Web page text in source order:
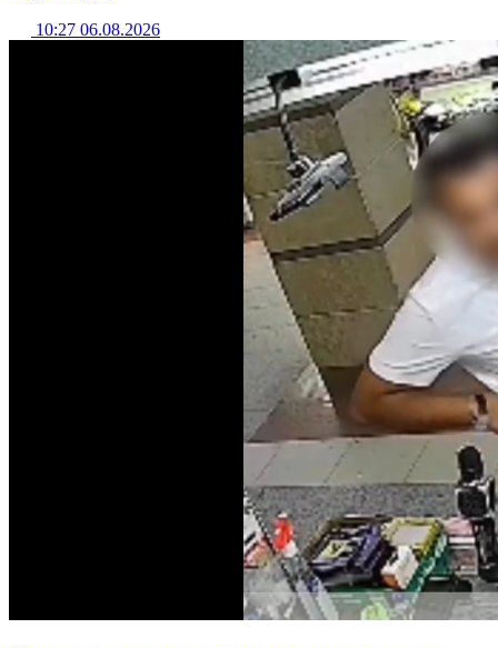
10:27 06.08.2026